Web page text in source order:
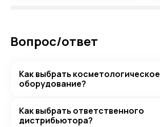
Вопрос/ответ
Как выбрать косметологическое
оборудование?
Как выбрать ответственного
дистрибьютора?